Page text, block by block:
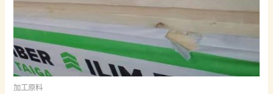
加工原料